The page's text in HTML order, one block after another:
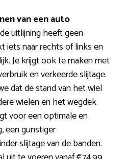
van een auto
uitlijning heeft geen
iets naar rechts of links en
Je krijgt ook te maken met
en verkeerde slijtage.
dat de stand van het wiel
wielen en het wegdek
voor een optimale en
een gunstiger
slijtage van de banden.